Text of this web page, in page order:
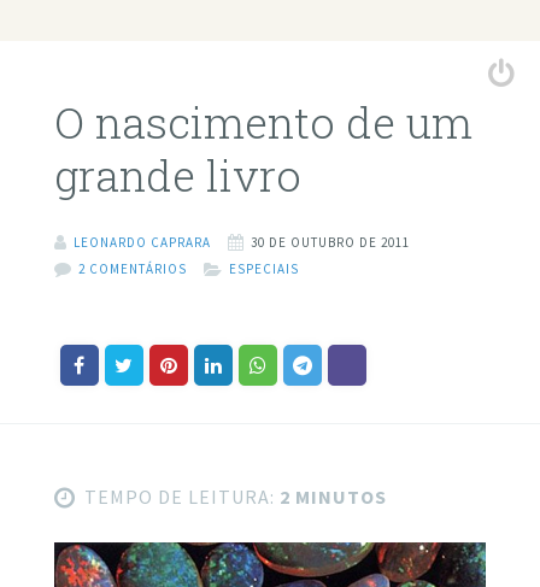
O nascimento de um
grande livro
LEONARDO CAPRARA
30 DE OUTUBRO DE 2011
2 COMENTÁRIOS
ESPECIAIS
TEMPO DE LEITURA: 2 MINUTOS